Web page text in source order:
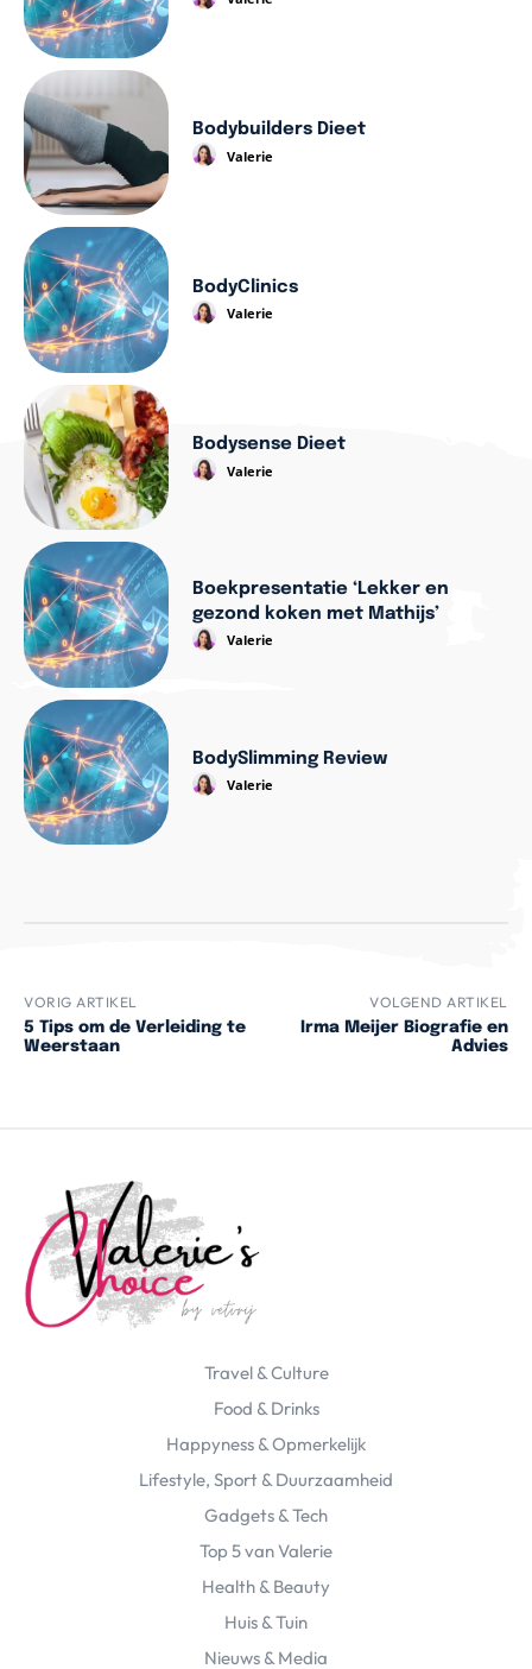
Bodybuilders Dieet
Valerie
BodyClinics
Valerie
Bodysense Dieet
Valerie
Boekpresentatie ‘Lekker en
gezond koken met Mathijs’
Valerie
BodySlimming Review
Valerie
VORIG ARTIKEL
5 Tips om de Verleiding te
Weerstaan
VOLGEND ARTIKEL
Irma Meijer Biografie en
Advies
Travel & Culture
Food & Drinks
Happyness & Opmerkelijk
Lifestyle, Sport & Duurzaamheid
Gadgets & Tech
Top 5 van Valerie
Health & Beauty
Huis & Tuin
Nieuws & Media